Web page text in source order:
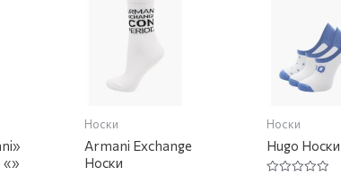
«»
Носки
Armani Exchange
Носки
Носки
Hugo